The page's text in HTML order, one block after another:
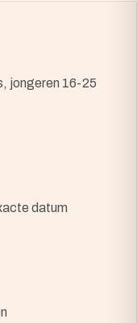
jongeren 16-25
datum